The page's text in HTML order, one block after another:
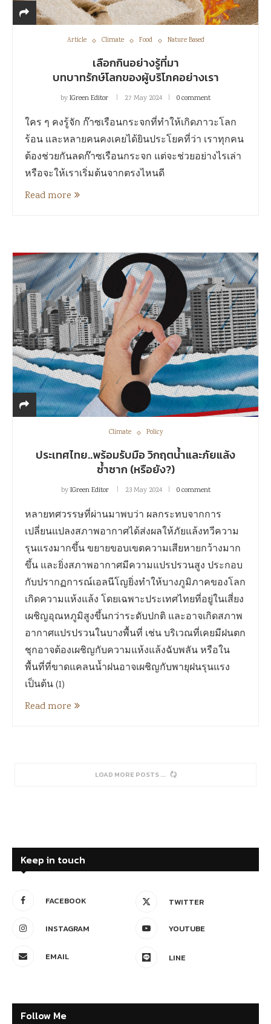
Article Climate Food Nature Based
เลือกกินอย่างรู้ที่มา
บทบาทรักษ์โลกของผู้บริโภคอย่างเรา
byIGreen Editor 27 May 2024 0 comment
ใคร ๆ คงรู้จัก ก๊าซเรือนกระจกที่ทำให้เกิดภาวะโลก
ร้อน และหลายคนคงเคยได้ยินประโยคที่ว่า เราทุกคน
ต้องช่วยกันลดก๊าซเรือนกระจก แต่จะช่วยอย่างไรเล่า
หรือจะให้เราเริ่มต้นจากตรงไหนดี
Read more
Climate Policy
ประเทศไทย..พร้อมรับมือ วิกฤตน้ำและภัยแล้ง
ซ้ำซาก (หรือยัง?)
byIGreen Editor 23 May 2024 0 comment
หลายทศวรรษที่ผ่านมาพบว่า ผลกระทบจากการ
เปลี่ยนแปลงสภาพอากาศได้ส่งผลให้ภัยแล้งทวีความ
รุนแรงมากขึ้น ขยายขอบเขตความเสียหายกว้างมาก
ขึ้น และยิ่งสภาพอากาศมีความแปรปรวนสูง ประกอบ
กับปรากฏการณ์เอลนีโญยิ่งทำให้บางภูมิภาคของโลก
เกิดความแห้งแล้ง โดยเฉพาะประเทศไทยที่อยู่ในเสี่ยง
เผชิญอุณหภูมิสูงขึ้นกว่าระดับปกติ และอาจเกิดสภาพ
อากาศแปรปรวนในบางพื้นที่ เช่น บริเวณที่เคยมีฝนตก
ชุกอาจต้องเผชิญกับความแห้งแล้งฉับพลัน หรือใน
พื้นที่ที่ขาดแคลนน้ำฝนอาจเผชิญกับพายุฝนรุนแรง
เป็นต้น (1)
Read more
บทเรียนดับไฟป่ามูลนิธิกระจกเงา ‘ไฟ’ เกิดจาก
byIGreen Editor 22 May 2024 0 comment